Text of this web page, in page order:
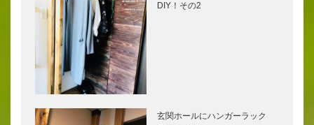
DIY！その2
玄関ホールにハンガーラック